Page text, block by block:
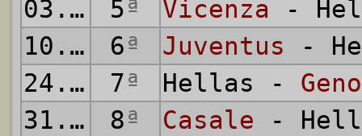
03.05.1914
5ª Vicenza -
10.05.1914
6ª Juventus -
24.05.1914
7ª Hellas -
31.05.1914
8ª Casale -